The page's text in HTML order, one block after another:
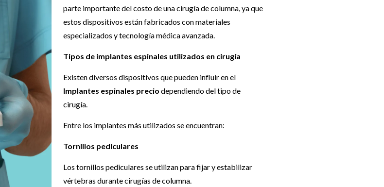
parte importante del costo de una cirugía de columna, ya que
estos dispositivos están fabricados con materiales
especializados y tecnología médica avanzada.
Tipos de implantes espinales utilizados en cirugía
Existen diversos dispositivos que pueden influir en el
Implantes espinales precio dependiendo del tipo de
cirugía.
Entre los implantes más utilizados se encuentran:
Tornillos pediculares
Los tornillos pediculares se utilizan para fijar y estabilizar
vértebras durante cirugías de columna.